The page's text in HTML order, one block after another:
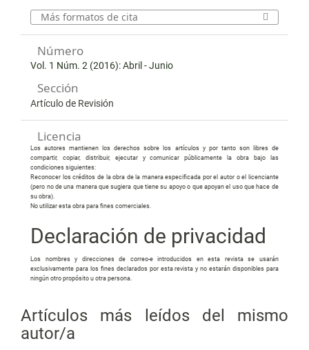
Más formatos de cita
Número
Vol. 1 Núm. 2 (2016): Abril - Junio
Sección
Artículo de Revisión
Licencia
Los autores mantienen los derechos sobre los artículos y por tanto son libres de
compartir, copiar, distribuir, ejecutar y comunicar públicamente la obra bajo las
condiciones siguientes:
Reconocer los créditos de la obra de la manera especificada por el autor o el licenciante
(pero no de una manera que sugiera que tiene su apoyo o que apoyan el uso que hace de
su obra).
No utilizar esta obra para fines comerciales.
Declaración de privacidad
Los nombres y direcciones de correo-e introducidos en esta revista se usarán
exclusivamente para los fines declarados por esta revista y no estarán disponibles para
ningún otro propósito u otra persona.
Artículos más leídos del mismo
autor/a